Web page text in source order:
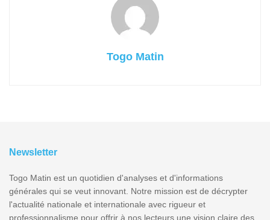
Togo Matin
Newsletter
Togo Matin est un quotidien d'analyses et d'informations
générales qui se veut innovant. Notre mission est de décrypter
l'actualité nationale et internationale avec rigueur et
professionnalisme pour offrir à nos lecteurs une vision claire des